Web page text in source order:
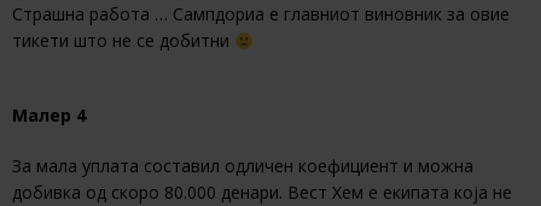
Страшна работа … Сампдориа е главниот виновник за овие
тикети што не се добитни
Малер 4
За мала уплата составил одличен коефициент и можна
добивка од скоро 80.000 денари. Вест Хем е екипата која не